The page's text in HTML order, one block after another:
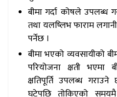
बीमा गर्दा कोषले उपलब्ध
तथा यलष्लिभ फाराम
पर्नेछ ।
बीमा भएको व्यवसायीको
परियोजना क्षती भएमा
क्षतिपूर्ति उपलब्ध
घटेपछि तोकिएको